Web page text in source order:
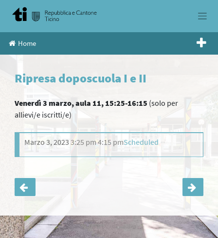
Home
Ripresa doposcuola I e II
Venerdì 3 marzo, aula 11, 15:25-16:15 (solo per
allievi/e iscritti/e)
Marzo 3, 2023 3:25 pm 4:15 pmScheduled
Navigazione
articoli